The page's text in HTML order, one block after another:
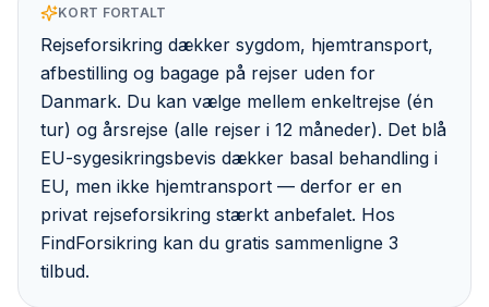
KORT FORTALT
Rejseforsikring dækker sygdom, hjemtransport,
afbestilling og bagage på rejser uden for
Danmark. Du kan vælge mellem enkeltrejse (én
tur) og årsrejse (alle rejser i 12 måneder). Det blå
EU-sygesikringsbevis dækker basal behandling i
EU, men ikke hjemtransport — derfor er en
privat rejseforsikring stærkt anbefalet. Hos
FindForsikring kan du gratis sammenligne 3
tilbud.